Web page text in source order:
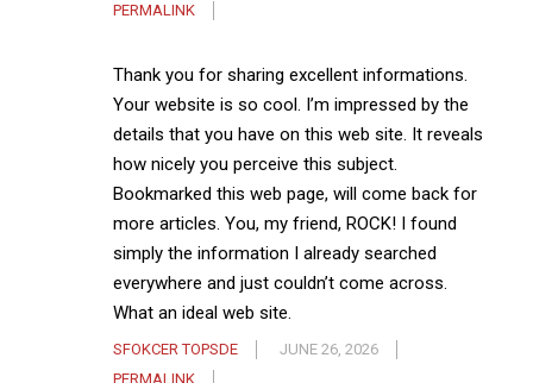
PERMALINK
Thank you for sharing excellent informations.
Your website is so cool. I’m impressed by the
details that you have on this web site. It reveals
how nicely you perceive this subject.
Bookmarked this web page, will come back for
more articles. You, my friend, ROCK! I found
simply the information I already searched
everywhere and just couldn’t come across.
What an ideal web site.
SFOKCER TOPSDE
JUNE 26, 2026
PERMALINK